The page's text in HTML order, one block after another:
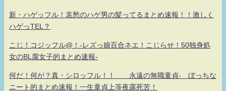
新・ハゲッフル！哀愁のハゲ男の髪ってるまとめ速報！！激しく
ハゲっTEL？
こじ！コジッフル@！-レズっ娘百合ネエ！こじらせ！50独身処
女のBL腐女子的まとめ速報-
何だ！何が？真・シロッフル！！ 永遠の無職童貞- ぼっちな
ニート的まとめ速報！一生童貞上等夜露死苦！